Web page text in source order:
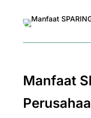
Manfaat